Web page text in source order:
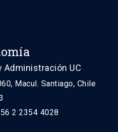
Administración UC
Macul. Santiago, Chile
2 2354 4028